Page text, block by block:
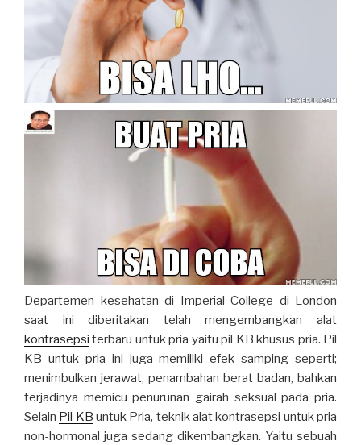
Departemen kesehatan di Imperial College di London
saat ini diberitakan telah mengembangkan alat
kontrasepsi terbaru untuk pria yaitu pil KB khusus pria. Pil
KB untuk pria ini juga memiliki efek samping seperti;
menimbulkan jerawat, penambahan berat badan, bahkan
terjadinya memicu penurunan gairah seksual pada pria.
Selain Pil KB untuk Pria, teknik alat kontrasepsi untuk pria
non-hormonal juga sedang dikembangkan. Yaitu sebuah